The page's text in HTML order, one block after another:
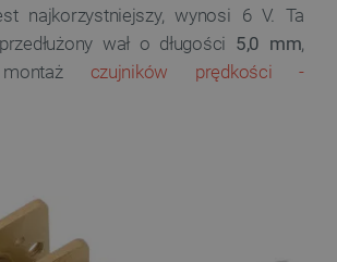
najkorzystniejszy, wynosi 6 V. Ta
wał o długości 5,0 mm,
montaż czujników prędkości -